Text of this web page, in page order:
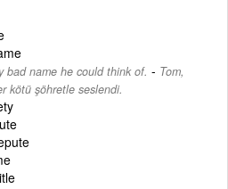
bad name he could think of. - Tom,
kötü şöhretle seslendi.